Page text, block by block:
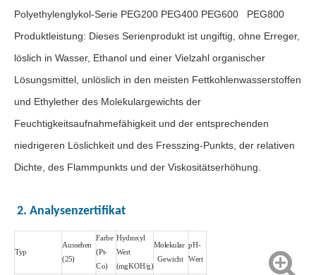
Polyethylenglykol-Serie PEG200 PEG400 PEG600 PEG800
Produktleistung: Dieses Serienprodukt ist ungiftig, ohne Erreger,
löslich in Wasser, Ethanol und einer Vielzahl organischer
Lösungsmittel, unlöslich in den meisten Fettkohlenwasserstoffen
und Ethylether des Molekulargewichts der
Feuchtigkeitsaufnahmefähigkeit und der entsprechenden
niedrigeren Löslichkeit und des Fresszing-Punkts, der relativen
Dichte, des Flammpunkts und der Viskositätserhöhung.
2. Analysenzertifikat
Typ
Aussehen
(25)
Farbe
(Pt-
Co)
Hydroxyl
Wert
(mgKOH/g)
Molekular
Gewicht
pH-
Wert